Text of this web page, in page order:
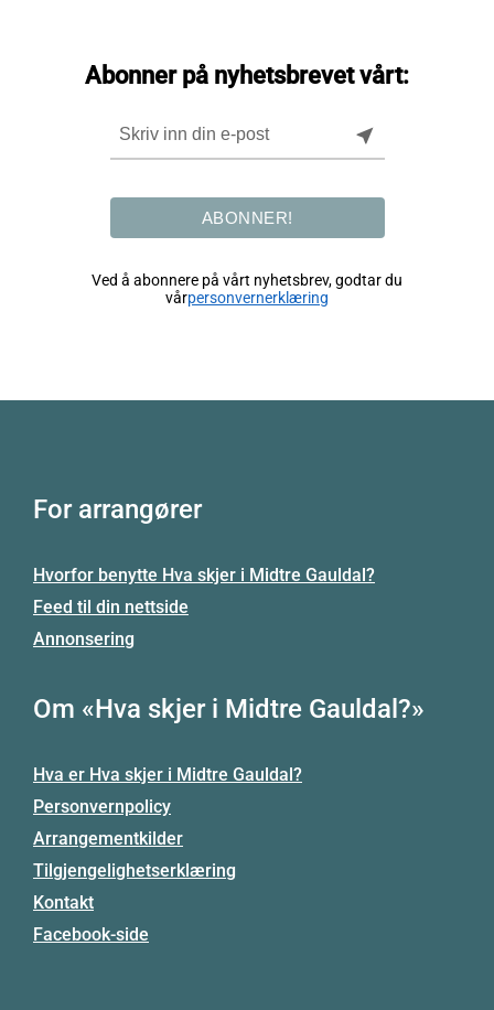
Abonner på nyhetsbrevet vårt:
near_me
ABONNER!
Ved å abonnere på vårt nyhetsbrev, godtar du
vårpersonvernerklæring
For arrangører
Hvorfor benytte Hva skjer i Midtre Gauldal?
Feed til din nettside
Annonsering
Om «Hva skjer i Midtre Gauldal?»
Hva er Hva skjer i Midtre Gauldal?
Personvernpolicy
Arrangementkilder
Tilgjengelighetserklæring
Kontakt
Facebook-side